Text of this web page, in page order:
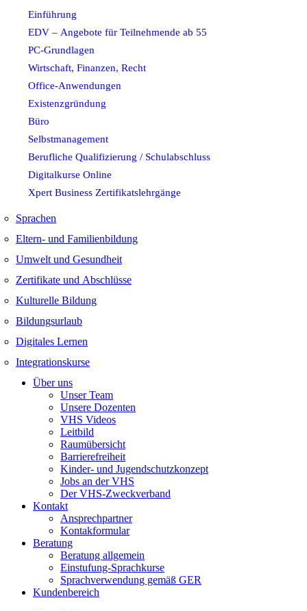
Einführung
EDV – Angebote für Teilnehmende ab 55
PC-Grundlagen
Wirtschaft, Finanzen, Recht
Office-Anwendungen
Existenzgründung
Büro
Selbstmanagement
Berufliche Qualifizierung / Schulabschluss
Digitalkurse Online
Xpert Business Zertifikatslehrgänge
Sprachen
Eltern- und Familienbildung
Umwelt und Gesundheit
Zertifikate und Abschlüsse
Kulturelle Bildung
Bildungsurlaub
Digitales Lernen
Integrationskurse
Über uns
Unser Team
Unsere Dozenten
VHS Videos
Leitbild
Raumübersicht
Barrierefreiheit
Kinder- und Jugendschutzkonzept
Jobs an der VHS
Der VHS-Zweckverband
Kontakt
Ansprechpartner
Kontakformular
Beratung
Beratung allgemein
Einstufung-Sprachkurse
Sprachverwendung gemäß GER
Kundenbereich